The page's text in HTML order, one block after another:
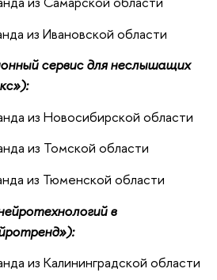
из Ивановской области
сервис для неслышащих
из Новосибирской области
из Томской области
из Тюменской области
в
из Калининградской области